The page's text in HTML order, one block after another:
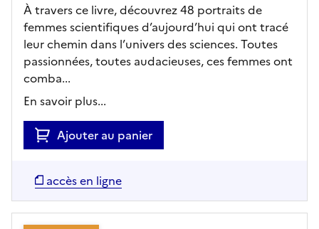
À travers ce livre, découvrez 48 portraits de
femmes scientifiques d’aujourd’hui qui ont tracé
leur chemin dans l’univers des sciences. Toutes
passionnées, toutes audacieuses, ces femmes ont
comba...
En savoir plus...
Ajouter au panier
accès en ligne